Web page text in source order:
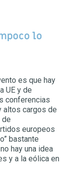
lo
es que hay
UE y de
conferencias
altos cargos de
de
europeos
bastante
hay una idea
y a la eólica en